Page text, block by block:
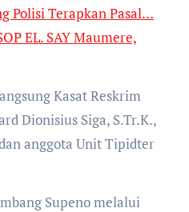
Polisi Terapkan Pasal…
EL. SAY Maumere,
Kasat Reskrim
Dionisius Siga, S.Tr.K.,
anggota Unit Tipidter
Supeno melalui